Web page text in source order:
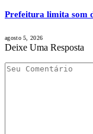
Prefeitura limita som
agosto 5, 2026
Deixe Uma Resposta